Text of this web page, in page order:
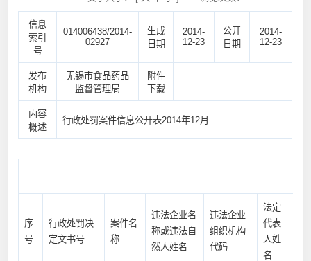
信息
索引
号
014006438/2014-
02927
生成
日期
2014-
12-23
公开
日期
2014-
12-23
发布
机构
无锡市食品药品
监督管理局
附件
下载
— —
内容
概述
行政处罚案件信息公开表2014年12月
序
号
行政处罚决
定文书号
案件名
称
违法企业名
称或违法自
然人姓名
违法企业
组织机构
代码
法定
代表
人姓
名